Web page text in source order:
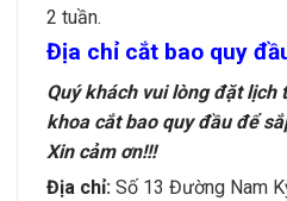
2 tuần.
Địa chỉ cắt bao quy
Quý khách vui lòng đặt
khoa cắt bao quy đầu để
Xin cảm ơn!!!
Địa chỉ: Số 13 Đường Nam